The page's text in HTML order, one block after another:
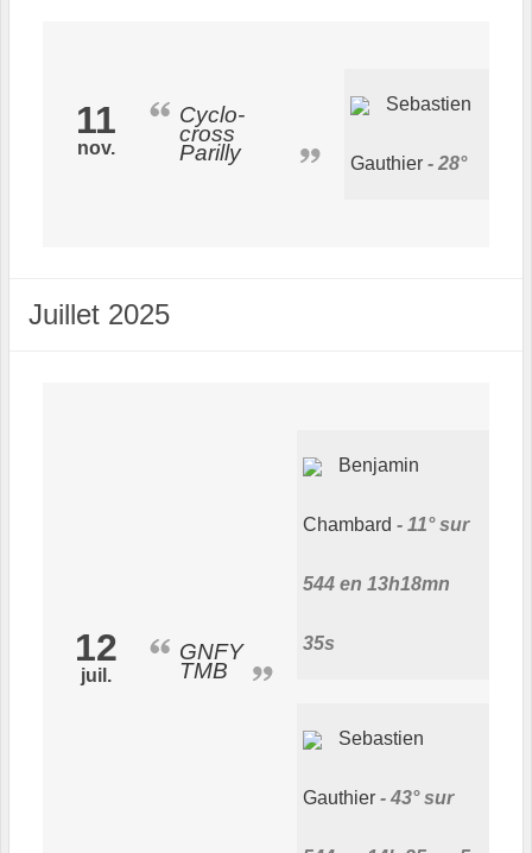
11
nov.
Cyclo-
cross
Parilly
Sebastien
Gauthier 28°
Juillet 2025
12
juil.
GNFY
TMB
Benjamin
Chambard 11° sur
544 en 13h18mn
35s
Sebastien
Gauthier 43° sur